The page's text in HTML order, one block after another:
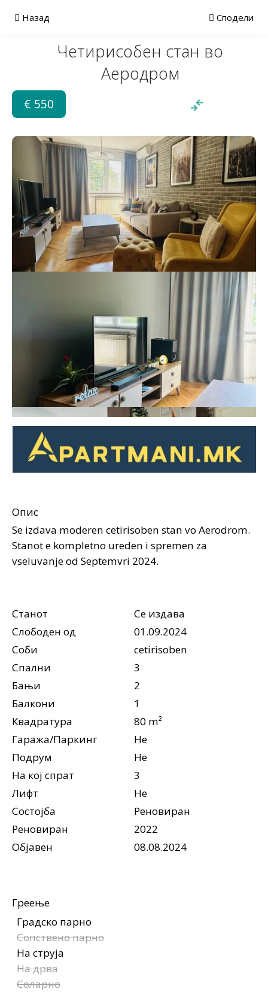
Назад Сподели
Четирисобен стан во
Аеродром
€ 550
Опис
Se izdava moderen cetirisoben stan vo Aerodrom.
Stanot e kompletno ureden i spremen za
vseluvanje od Septemvri 2024.
Станот
Се издава
Слободен од
01.09.2024
Соби
cetirisoben
Спални
3
Бањи
2
Балкони
1
Квадратура
80 m²
Гаража/Паркинг
Не
Подрум
Не
На кој спрат
3
Лифт
Не
Состојба
Реновиран
Реновиран
2022
Објавен
08.08.2024
Греење
Градско парно
Сопствено парно
На струја
На дрва
Соларно